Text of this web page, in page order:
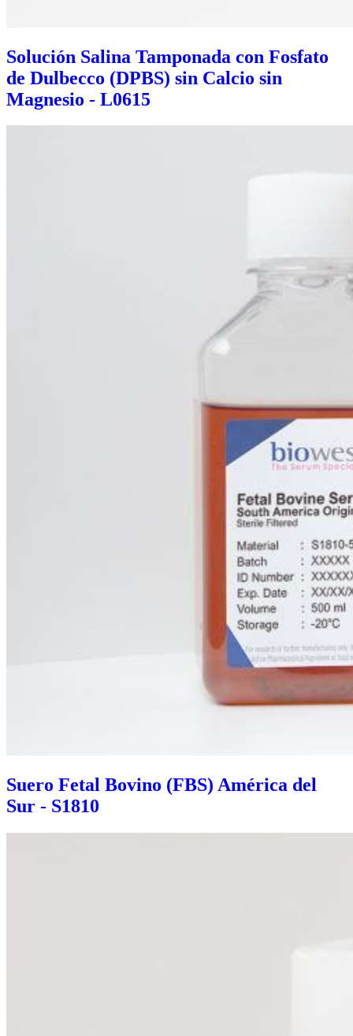
Solución Salina Tamponada con Fosfato
de Dulbecco (DPBS) sin Calcio sin
Magnesio - L0615
Suero Fetal Bovino (FBS) América del
Sur - S1810